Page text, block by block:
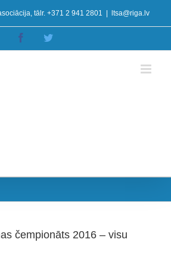
tālr. +371 2 941 2801 ltsa@riga.lv
Facebook
čempionāts 2016 – visu